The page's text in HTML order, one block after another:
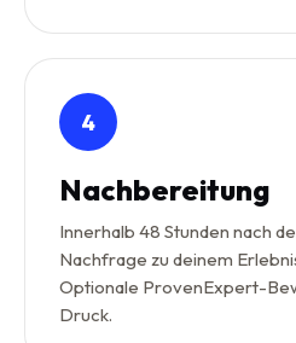
4
Nachbereitung
Innerhalb 48 Stunden nach
Nachfrage zu deinem
Optionale ProvenExpert-
Druck.